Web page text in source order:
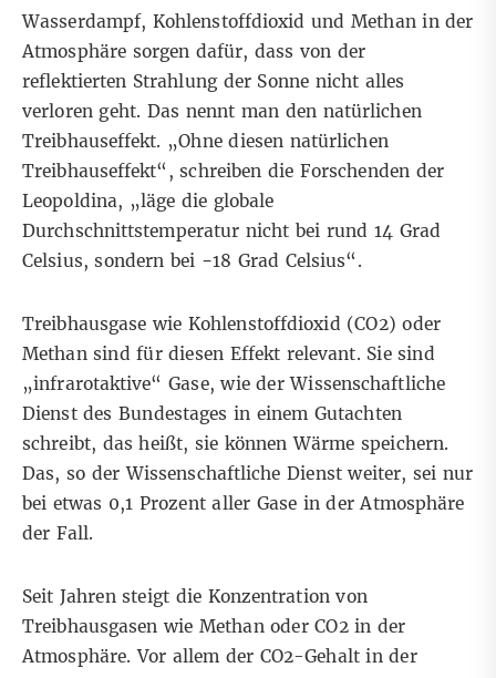
Wasserdampf, Kohlenstoffdioxid und Methan in der
Atmosphäre sorgen dafür, dass von der
reflektierten Strahlung der Sonne nicht alles
verloren geht. Das nennt man den natürlichen
Treibhauseffekt. „Ohne diesen natürlichen
Treibhauseffekt“, schreiben die Forschenden der
Leopoldina, „läge die globale
Durchschnittstemperatur nicht bei rund 14 Grad
Celsius, sondern bei −18 Grad Celsius“.
Treibhausgase wie Kohlenstoffdioxid (CO2) oder
Methan sind für diesen Effekt relevant. Sie sind
„infrarotaktive“ Gase, wie der Wissenschaftliche
Dienst des Bundestages in einem Gutachten
schreibt, das heißt, sie können Wärme speichern.
Das, so der Wissenschaftliche Dienst weiter, sei nur
bei etwas 0,1 Prozent aller Gase in der Atmosphäre
der Fall.
Seit Jahren steigt die Konzentration von
Treibhausgasen wie Methan oder CO2 in der
Atmosphäre. Vor allem der CO2-Gehalt in der